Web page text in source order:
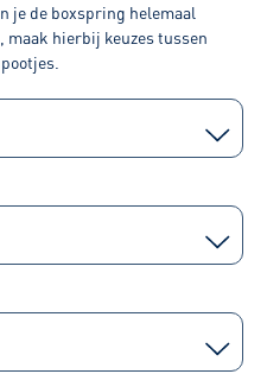
je de boxspring helemaal
maak hierbij keuzes tussen